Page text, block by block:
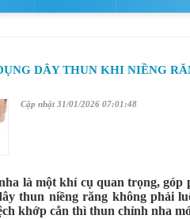
DÂY THUN KHI NIỀNG
Cập nhật 31/01/2026 07:01:48
là một khí cụ quan trọng, góp
thun niềng răng không phải
khớp cắn thì thun chỉnh nha